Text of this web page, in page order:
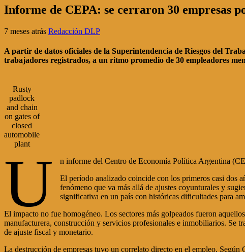
Informe de CEPA: se cerraron 30 empresas
7 meses atrás Redacción DLP
A partir de datos oficiales de la Superintendencia de Riesgos del
trabajadores registrados, a un ritmo promedio de 30 empleadores
Rusty
padlock
and chain
on gates of
closed
automobile
plant
U
n informe del Centro de Economía Política Argentina
El período analizado coincide con los primeros casi dos
fenómeno que va más allá de ajustes coyunturales y
significativa en un país con históricas dificultades para
El impacto no fue homogéneo. Los sectores más golpeados fueron
manufacturera, construcción y servicios profesionales e inmobiliarios. Se
de ajuste fiscal y monetario.
La destrucción de empresas tuvo un correlato directo en el empleo.